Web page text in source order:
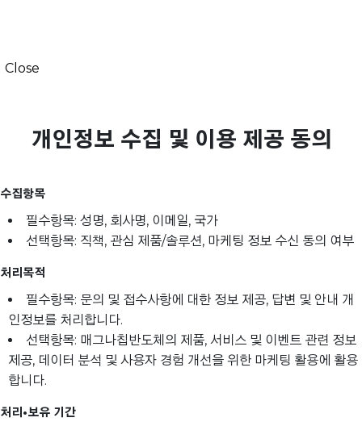
Close
개인정보 수집 및 이용 제공 동의
수집항목
필수항목: 성명, 회사명, 이메일, 국가
선택항목: 직책, 관심 제품/솔루션, 마케팅 정보 수신 동의 여부
처리목적
필수항목: 문의 및 접수사항에 대한 정보 제공, 답변 및 안내 개
인정보를 처리합니다.
선택항목: 매그나칩반도체의 제품, 서비스 및 이벤트 관련 정보
제공, 데이터 분석 및 사용자 경험 개선을 위한 마케팅 활용에 활용
합니다.
처리•보유 기간